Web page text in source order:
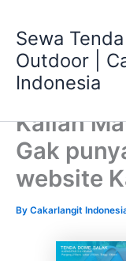
content
Sewa
Outdoor |
Indonesia
Kalian
Gak
website
By Cakarlangit